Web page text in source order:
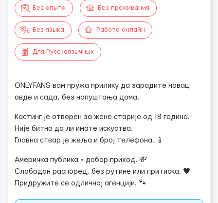
Без опыта Без проживания
Без языка Работа онлайн
Для Русскоязычных
ONLYFANS вам пружа прилику да зарадите новац
овде и сада, без напуштања дома.
Кастинг је отворен за жене старије од 18 година.
Није битно да ли имате искуства.
Главна ствар је жеља и број телефона. 📱
Америчка публика = добар приход. 💸
Слободан распоред, без рутине или притиска. 🖤
Придружите се одличној агенцији. 🐾